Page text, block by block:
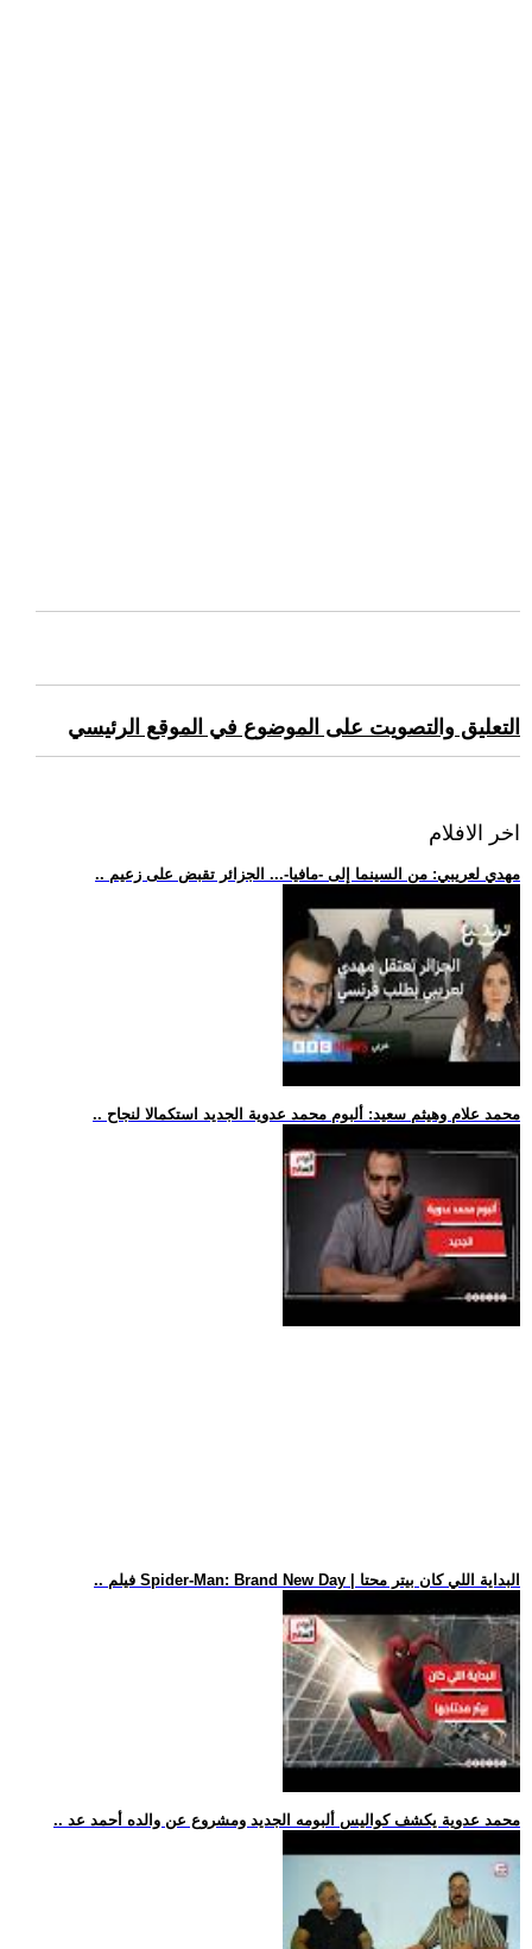
التعليق والتصويت على الموضوع في الموقع الرئيسي
اخر الافلام
.. مهدي لعريبي: من السينما إلى -مافيا-... الجزائر تقبض على زعيم
.. محمد علام وهيثم سعيد: ألبوم محمد عدوية الجديد استكمالا لنجاح
.. فيلم Spider-Man: Brand New Day | البداية اللي كان بيتر محتا
.. محمد عدوية يكشف كواليس ألبومه الجديد ومشروع عن والده أحمد عد